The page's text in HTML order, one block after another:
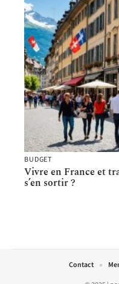
BUDGET
Vivre en France et
s’en sortir ?
Contact